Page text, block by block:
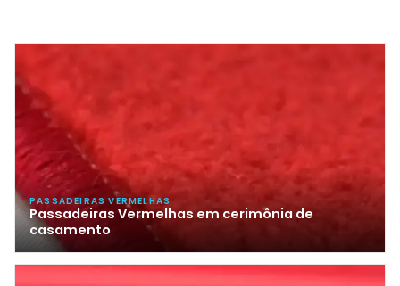
PASSADEIRAS VERMELHAS
Passadeiras Vermelhas em cerimônia de
casamento